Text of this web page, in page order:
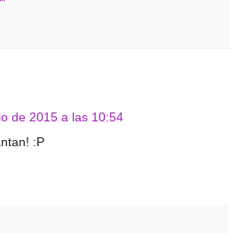
de 2015 a las 10:54
:P